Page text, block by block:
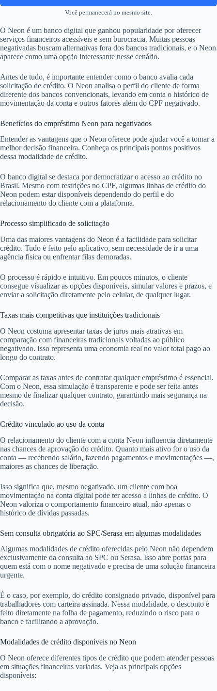
Você permanecerá no mesmo site.
O Neon é um banco digital que ganhou popularidade por oferecer
serviços financeiros acessíveis e sem burocracia. Muitas pessoas
negativadas buscam alternativas fora dos bancos tradicionais, e o Neon
aparece como uma opção interessante nesse cenário.
Antes de tudo, é importante entender como o banco avalia cada
solicitação de crédito. O Neon analisa o perfil do cliente de forma
diferente dos bancos convencionais, levando em conta o histórico de
movimentação da conta e outros fatores além do CPF negativado.
Benefícios do empréstimo Neon para negativados
Entender as vantagens que o Neon oferece pode ajudar você a tomar a
melhor decisão financeira. Conheça os principais pontos positivos
dessa modalidade de crédito.
O banco digital se destaca por democratizar o acesso ao crédito no
Brasil. Mesmo com restrições no CPF, algumas linhas de crédito do
Neon podem estar disponíveis dependendo do perfil e do
relacionamento do cliente com a plataforma.
Processo simplificado de solicitação
Uma das maiores vantagens do Neon é a facilidade para solicitar
crédito. Tudo é feito pelo aplicativo, sem necessidade de ir a uma
agência física ou enfrentar filas demoradas.
O processo é rápido e intuitivo. Em poucos minutos, o cliente
consegue visualizar as opções disponíveis, simular valores e prazos, e
enviar a solicitação diretamente pelo celular, de qualquer lugar.
Taxas mais competitivas que instituições tradicionais
O Neon costuma apresentar taxas de juros mais atrativas em
comparação com financeiras tradicionais voltadas ao público
negativado. Isso representa uma economia real no valor total pago ao
longo do contrato.
Comparar as taxas antes de contratar qualquer empréstimo é essencial.
Com o Neon, essa simulação é transparente e pode ser feita antes
mesmo de finalizar qualquer contrato, garantindo mais segurança na
decisão.
Crédito vinculado ao uso da conta
O relacionamento do cliente com a conta Neon influencia diretamente
nas chances de aprovação do crédito. Quanto mais ativo for o uso da
conta — recebendo salário, fazendo pagamentos e movimentações —,
maiores as chances de liberação.
Isso significa que, mesmo negativado, um cliente com boa
movimentação na conta digital pode ter acesso a linhas de crédito. O
Neon valoriza o comportamento financeiro atual, não apenas o
histórico de dívidas passadas.
Sem consulta obrigatória ao SPC/Serasa em algumas modalidades
Algumas modalidades de crédito oferecidas pelo Neon não dependem
exclusivamente da consulta ao SPC ou Serasa. Isso abre portas para
quem está com o nome negativado e precisa de uma solução financeira
urgente.
É o caso, por exemplo, do crédito consignado privado, disponível para
trabalhadores com carteira assinada. Nessa modalidade, o desconto é
feito diretamente na folha de pagamento, reduzindo o risco para o
banco e facilitando a aprovação.
Modalidades de crédito disponíveis no Neon
O Neon oferece diferentes tipos de crédito que podem atender pessoas
em situações financeiras variadas. Veja as principais opções
disponíveis: